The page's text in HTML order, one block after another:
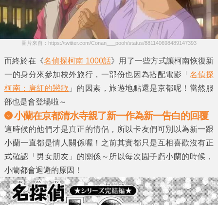
圖片來自：https://twitter.com/Conan___pooh/status/881140698489147393
而終於在《名偵探柯南 1000話》用了一些方式讓柯南恢復新
一的身分來參加校外旅行，一部份也因為搭配電影「 名偵探
柯南：唐紅的戀歌 」的因素，旅遊地點還是京都呢！當然服
部也是會登場啦～
小蘭在京都清水寺親了新一作為新一告白的回覆
這時候的他們才是真正的情侶，所以卡友們可別以為新一跟
小蘭一直都是情人關係喔！之前其實都只是互相喜歡沒有正
式確認「男女朋友」的關係～所以每次園子虧小蘭的時候，
小蘭都會迴避的原因！